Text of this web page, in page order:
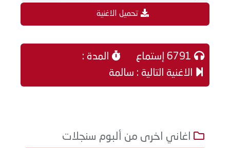
تحميل الاغنية
المدة :
الاغنية التالية : سالمة
اغاني اخرى من ألبوم سنجلات